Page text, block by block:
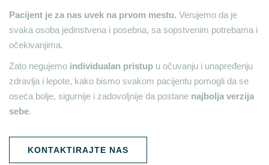
Pacijent je za nas uvek na prvom mestu. Verujemo da je
svaka osoba jedinstvena i posebna, sa sopstvenim potrebama i
očekivanjima.
Zato negujemo individualan pristup u očuvanju i unapređenju
zdravlja i lepote, kako bismo svakom pacijentu pomogli da se
oseća bolje, sigurnije i zadovoljnije da postane najbolja verzija
sebe.
KONTAKTIRAJTE NAS